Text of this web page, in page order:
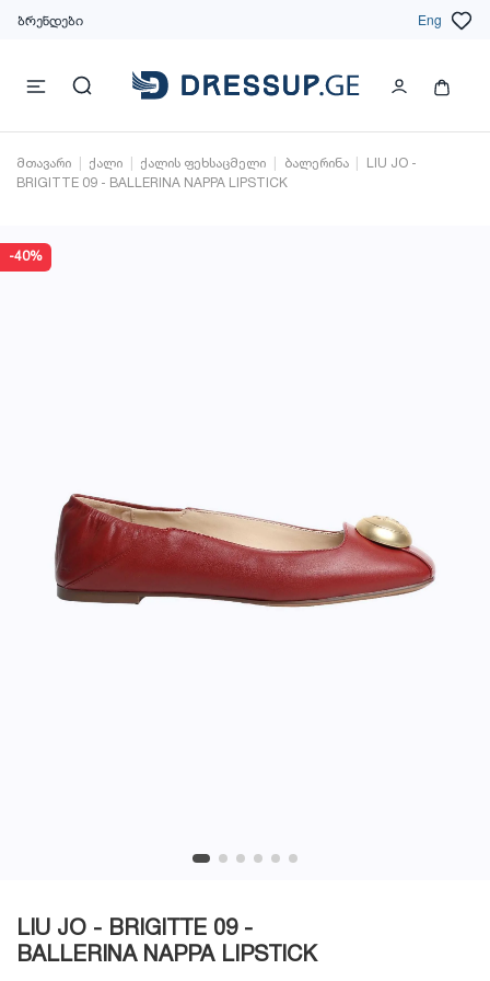
ბრენდები Eng
მთავარი ქალი ქალის ფეხსაცმელი ბალერინა
LIU JO -
BRIGITTE 09 - BALLERINA NAPPA LIPSTICK
-40%
LIU JO - BRIGITTE 09 -
BALLERINA NAPPA LIPSTICK